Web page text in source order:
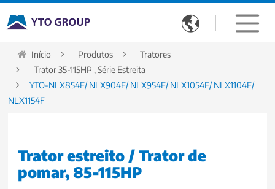

Início Produtos
Tratores
Trator 35-115HP , Série Estreita
YTO-NLX854F/ NLX904F/ NLX954F/ NLX1054F/ NLX1104F/
NLX1154F
Trator estreito / Trator de
pomar, 85-115HP